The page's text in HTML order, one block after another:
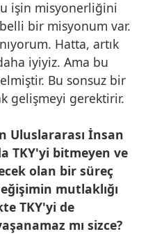
işin misyonerliğini
bir misyonum var.
Hatta, artık
iyiyiz. Ama bu
Bu sonsuz bir
gelişmeyi gerektirir.
Uluslararası İnsan
TKY'yi bitmeyen ve
olan bir süreç
mutlaklığı
TKY'yi de
mı sizce?